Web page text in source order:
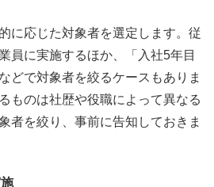
に応じた対象者を選定します。従
員に実施するほか、「入社5年目
どで対象者を絞るケースもありま
ものは社歴や役職によって異なる
者を絞り、事前に告知しておきま